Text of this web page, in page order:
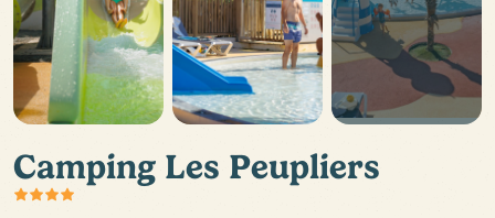
Camping Les Peupliers